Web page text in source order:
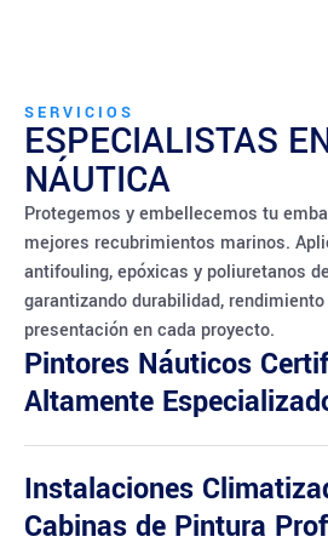
SERVICIOS
ESPECIALISTAS
NÁUTICA
Protegemos y embellecemos tu
mejores recubrimientos marinos.
antifouling, epóxicas y poliuretanos
garantizando durabilidad,
presentación en cada proyecto.
Pintores Náuticos
Altamente
Instalaciones
Cabinas de Pintura